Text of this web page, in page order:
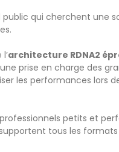
public qui cherchent
architecture RDNA2
prise en charge des
les performances lors
petits et
tous les